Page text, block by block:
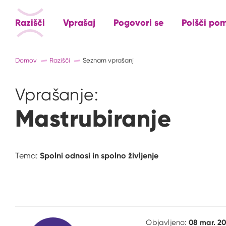
Razišči Vprašaj Pogovori se Poišči
Domov Razišči Seznam vprašanj
Vprašanje:
Mastrubiranje
Tema: Spolni odnosi in spolno življenje
Objavljeno: 08 mar.